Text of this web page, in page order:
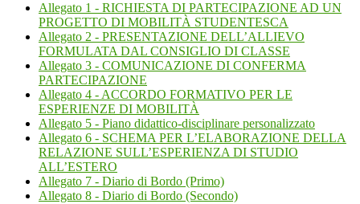
Allegato 1 - RICHIESTA DI PARTECIPAZIONE AD UN
PROGETTO DI MOBILITÀ STUDENTESCA
Allegato 2 - PRESENTAZIONE DELL’ALLIEVO
FORMULATA DAL CONSIGLIO DI CLASSE
Allegato 3 - COMUNICAZIONE DI CONFERMA
PARTECIPAZIONE
Allegato 4 - ACCORDO FORMATIVO PER LE
ESPERIENZE DI MOBILITÀ
Allegato 5 - Piano didattico-disciplinare personalizzato
Allegato 6 - SCHEMA PER L’ELABORAZIONE DELLA
RELAZIONE SULL’ESPERIENZA DI STUDIO
ALL’ESTERO
Allegato 7 - Diario di Bordo (Primo)
Allegato 8 - Diario di Bordo (Secondo)